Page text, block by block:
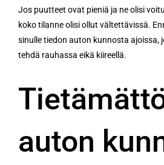
Jos puutteet ovat pieniä ja ne olisi
koko tilanne olisi ollut vältettävissä.
sinulle tiedon auton kunnosta ajoissa,
tehdä rauhassa eikä kiireellä.
auton